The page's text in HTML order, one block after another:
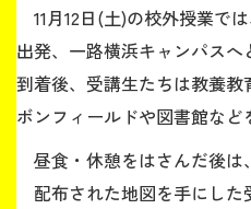
生涯学習・社会連携
入試情報サイト
11月12日(土)の校外授業で
出発、一路横浜キャンパスへ
到着後、受講生たちは教養
ボンフィールドや図書館など
昼食・休憩をはさんだ後は
配布された地図を手にした